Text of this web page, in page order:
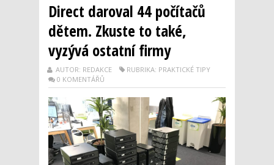
Direct daroval 44 počítačů
dětem. Zkuste to také,
vyzývá ostatní firmy
AUTOR: REDAKCE
RUBRIKA: PRAKTICKÉ TIPY
0 KOMENTÁŘŮ